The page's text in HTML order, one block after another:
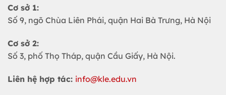
Cơ sở 1:
Số 9, ngõ Chùa Liên Phái, quận Hai Bà Trưng, Hà Nội
Cơ sở 2:
Số 3, phố Thọ Tháp, quận Cầu Giấy, Hà Nội.
Liên hệ hợp tác: info@kle.edu.vn